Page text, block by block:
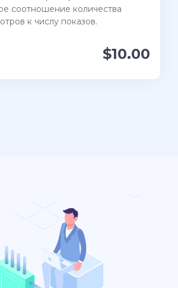
соотношение количества
к числу показов.
$10.00